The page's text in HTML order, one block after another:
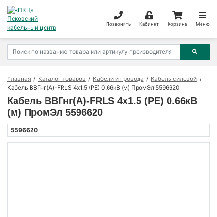
Позвонить Кабинет Корзина Меню
Главная Каталог товаров Кабели и провода
Кабель силовой
Кабель ВВГнг(А)-FRLS 4х1.5 (PE) 0.66кВ (м) ПромЭл 5596620
Кабель ВВГнг(А)-FRLS 4х1.5 (PE) 0.66кВ
(м) ПромЭл 5596620
5596620